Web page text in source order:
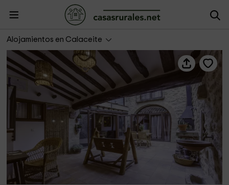
Alojamientos en Calaceite
L'Arc - Rural Matarranya